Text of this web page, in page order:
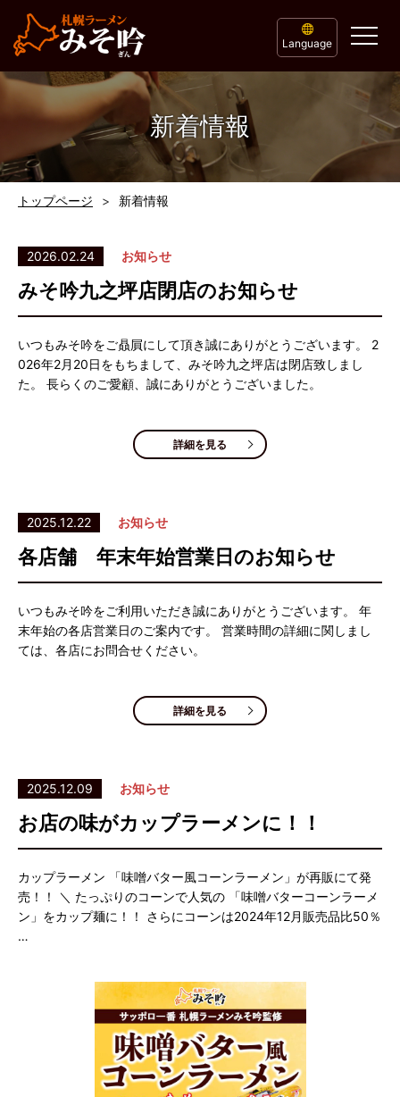
Language
新着情報
トップページ 新着情報
2026.02.24 お知らせ
みそ吟九之坪店閉店のお知らせ
いつもみそ吟をご贔屓にして頂き誠にありがとうございます。 2
026年2月20日をもちまして、みそ吟九之坪店は閉店致しまし
た。 長らくのご愛顧、誠にありがとうございました。
詳細を見る
2025.12.22 お知らせ
各店舗 年末年始営業日のお知らせ
いつもみそ吟をご利用いただき誠にありがとうございます。 年
末年始の各店営業日のご案内です。 営業時間の詳細に関しまし
ては、各店にお問合せください。
詳細を見る
2025.12.09 お知らせ
お店の味がカップラーメンに！！
カップラーメン 「味噌バター風コーンラーメン」が再販にて発
売！！ ＼ たっぷりのコーンで人気の 「味噌バターコーンラーメ
ン」をカップ麺に！！ さらにコーンは2024年12月販売品比50％
…